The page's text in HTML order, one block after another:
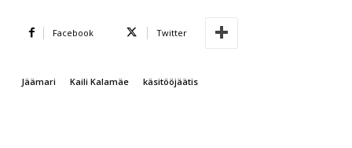
Facebook Twitter
Jäämari Kaili Kalamäe käsitööjäätis